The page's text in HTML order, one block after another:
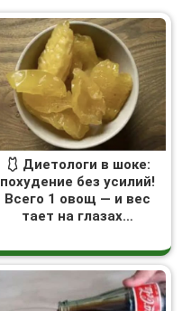
🩱 Диетологи в шоке:
похудение без усилий!
Всего 1 овощ — и вес
тает на глазах…